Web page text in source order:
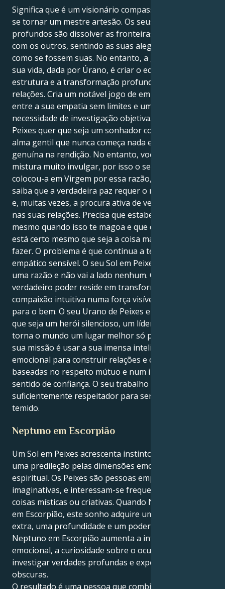
Significa que é um visionário compassivo que tem de
se tornar um mestre artesão. Os seus instintos mais
profundos são dissolver as fronteiras e fundir-se
com os outros, sentindo as suas alegrias e tristezas
como se fossem suas. No entanto, a grande lição da
sua vida, dada por Úrano, é criar o equilíbrio, a
estrutura e a transformação profunda nas suas
relações. Cria um notável jogo de empurra-empurra
entre a sua empatia sem limites e uma profunda
necessidade de investigação objetiva. O seu Sol em
Peixes quer que seja um sonhador compassivo, uma
alma gentil que nunca começa nada e encontra a paz
genuína na rendição. No entanto, você é uma
mistura muito invulgar, por isso o seu Urano
colocou-a em Virgem por essa razão, e quer que
saiba que a verdadeira paz requer o reconhecimento
e, muitas vezes, a procura ativa de verdades ocultas
nas suas relações. Precisa que estabeleças limites
mesmo quando isso te magoa e que defendas o que
está certo mesmo que seja a coisa mais difícil de
fazer. O problema é que continua a ter de ser um
empático sensível. O seu Sol em Peixes está aqui por
uma razão e não vai a lado nenhum. O seu
verdadeiro poder reside em transformar a sua
compaixão intuitiva numa força visível e estruturada
para o bem. O seu Urano de Peixes em Virgem quer
que seja um herói silencioso, um líder silencioso que
torna o mundo um lugar melhor só por estar nele. A
sua missão é usar a sua imensa inteligência
emocional para construir relações e comunidades
baseadas no respeito mútuo e num inabalável
sentido de confiança. O seu trabalho é ser
suficientemente respeitador para ser amado e
temido.
Neptuno em Escorpião
Um Sol em Peixes acrescenta instinto, sensibilidade e
uma predileção pelas dimensões emocional e
espiritual. Os Peixes são pessoas empáticas e
imaginativas, e interessam-se frequentemente por
coisas místicas ou criativas. Quando Neptuno está
em Escorpião, este sonho adquire uma intensidade
extra, uma profundidade e um poder transformador.
Neptuno em Escorpião aumenta a inteligência
emocional, a curiosidade sobre o oculto e o desejo de
investigar verdades profundas e experiências
obscuras.
O resultado é uma pessoa que combina compaixão